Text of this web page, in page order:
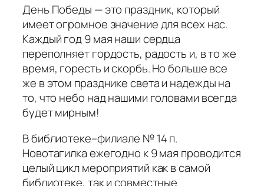
День Победы — это праздник, который
имеет огромное значение для всех нас.
Каждый год 9 мая наши сердца
переполняет гордость, радость и, в то же
время, горесть и скорбь. Но больше все
же в этом празднике света и надежды на
то, что небо над нашими головами всегда
будет мирным!
В библиотеке–филиале № 14 п.
Новотагилка ежегодно к 9 мая проводится
целый цикл мероприятий как в самой
библиотеке, так и совместные